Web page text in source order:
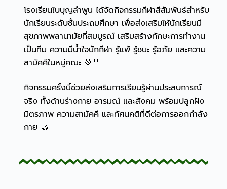
โรงเรียนใบบุญลำพูน ได้จัดกิจกรรมกีฬาสีสัมพันธ์สำหรับ
นักเรียนระดับชั้นประถมศึกษา เพื่อส่งเสริมให้นักเรียนมี
สุขภาพพลานามัยที่สมบูรณ์ เสริมสร้างทักษะการทำงาน
เป็นทีม ความมีน้ำใจนักกีฬา รู้แพ้ รู้ชนะ รู้อภัย และความ
สามัคคีในหมู่คณะ 💚🏅
กิจกรรมครั้งนี้ช่วยส่งเสริมการเรียนรู้ผ่านประสบการณ์
จริง ทั้งด้านร่างกาย อารมณ์ และสังคม พร้อมปลูกฝัง
มิตรภาพ ความสามัคคี และทัศนคติที่ดีต่อการออกกำลัง
กาย 🤝